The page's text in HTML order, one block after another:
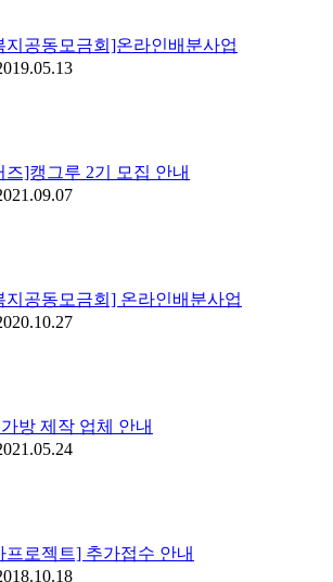
지공동모금회]온라인배분사업
]캥그루 2기 모집 안내
지공동모금회] 온라인배분사업
방 제작 업체 안내
로젝트] 추가접수 안내